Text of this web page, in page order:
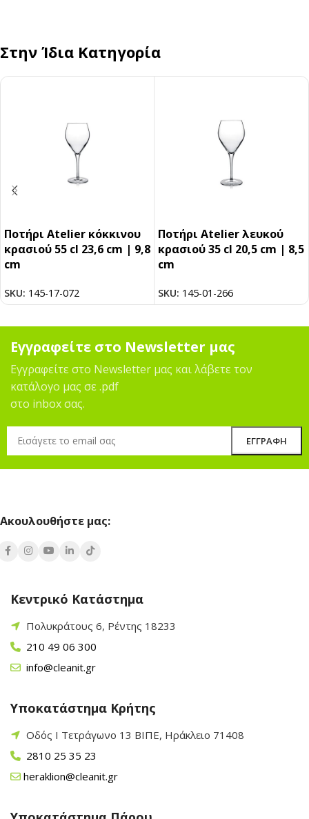
Στην Ίδια Κατηγορία
Ποτήρι Atelier κόκκινου
κρασιού 55 cl 23,6 cm | 9,8
cm
SKU: 145-17-072
Ποτήρι Atelier λευκού
κρασιού 35 cl 20,5 cm | 8,5
cm
SKU: 145-01-266
Εγγραφείτε στο Newsletter μας
Εγγραφείτε στο Newsletter μας και λάβετε τον
κατάλογο μας σε .pdf
στο inbox σας.
Ακουλουθήστε μας:
Κεντρικό Κατάστημα
Πολυκράτους 6, Ρέντης 18233
210 49 06 300
info@cleanit.gr
Υποκατάστημα Κρήτης
Οδός Ι Τετράγωνο 13 ΒΙΠΕ, Ηράκλειο 71408
2810 25 35 23
heraklion@cleanit.gr